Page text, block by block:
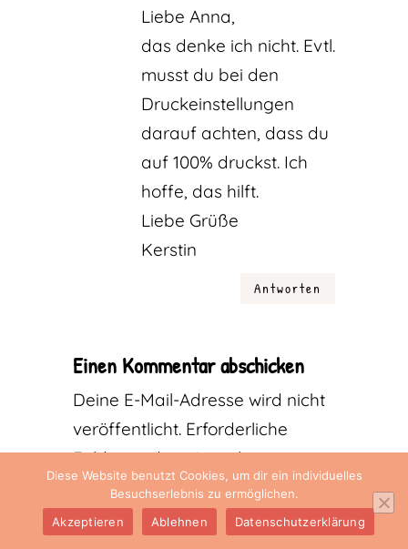
Liebe Anna,
das denke ich nicht. Evtl.
musst du bei den
Druckeinstellungen
darauf achten, dass du
auf 100% druckst. Ich
hoffe, das hilft.
Liebe Grüße
Kerstin
Antworten
Einen Kommentar abschicken
Deine E-Mail-Adresse wird nicht
veröffentlicht. Erforderliche
Felder sind mit*markiert
Diese Website benutzt Cookies, um dir ein individuelles
Besuchserlebnis zu ermöglichen.
Akzeptieren
Ablehnen Datenschutzerklärung